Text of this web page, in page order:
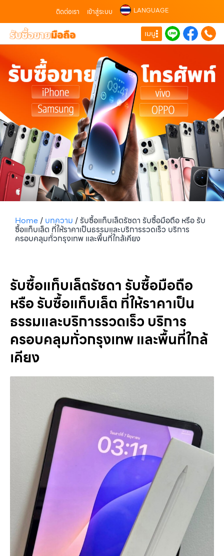
ติดต่อเรา เข้าสู่ระบบ LANGUAGE
เมนู
Home/ บทความ /รับซื้อแท็บเล็ตรัชดา รับซื้อมือถือ หรือ รับ
ซื้อแท็บเล็ต ที่ให้ราคาเป็นธรรมและบริการรวดเร็ว บริการ
ครอบคลุมทั่วกรุงเทพ และพื้นที่ใกล้เคียง
รับซื้อแท็บเล็ตรัชดา รับซื้อมือถือ
หรือ รับซื้อแท็บเล็ต ที่ให้ราคาเป็น
ธรรมและบริการรวดเร็ว บริการ
ครอบคลุมทั่วกรุงเทพ และพื้นที่ใกล้
เคียง